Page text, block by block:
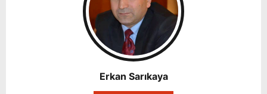
Erkan Sarıkaya